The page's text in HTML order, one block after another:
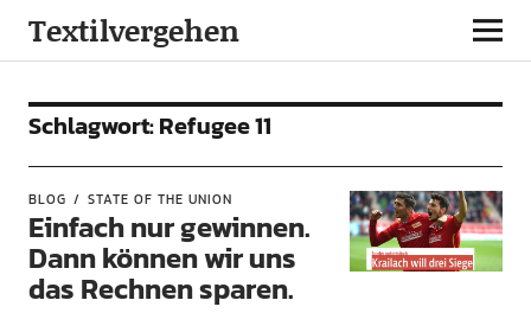
Textilvergehen
Schlagwort:Refugee 11
BLOG STATE OF THE UNION
Einfach nur gewinnen.
Dann können wir uns
das Rechnen sparen.